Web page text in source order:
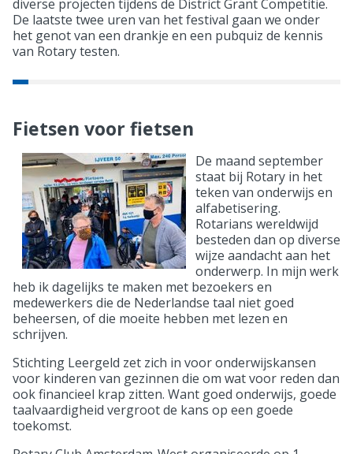
diverse projecten tijdens de District Grant Competitie.
De laatste twee uren van het festival gaan we onder
het genot van een drankje en een pubquiz de kennis
van Rotary testen.
Fietsen voor fietsen
De maand september
staat bij Rotary in het
teken van onderwijs en
alfabetisering.
Rotarians wereldwijd
besteden dan op diverse
wijze aandacht aan het
onderwerp. In mijn werk
heb ik dagelijks te maken met bezoekers en
medewerkers die de Nederlandse taal niet goed
beheersen, of die moeite hebben met lezen en
schrijven.
Stichting Leergeld zet zich in voor onderwijskansen
voor kinderen van gezinnen die om wat voor reden dan
ook financieel krap zitten. Want goed onderwijs, goede
taalvaardigheid vergroot de kans op een goede
toekomst.